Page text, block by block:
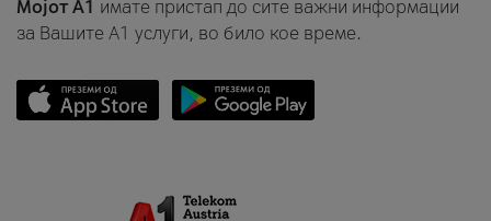
Мојот A1 имате пристап до сите важни информации
за Вашите A1 услуги, во било кое време.